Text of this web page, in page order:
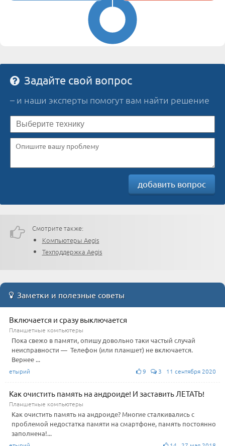
Задайте свой вопрос
– и наши эксперты помогут вам найти решение
добавить вопрос
Смотрите также:
Компьютеры Aegis
Техподдержка Aegis
Заметки и полезные советы
Включается и сразу выключается
Планшетные компьютеры
Пока свежо в памяти, опишу довольно таки частый случай
неисправности — Телефон (или планшет) не включается.
Вернее ...
етырий 9 3 11 сентября 2020
Как очистить память на андроиде! И заставить ЛЕТАТЬ!
Планшетные компьютеры
Как очистить память на андроиде? Многие сталкивались с
проблемой недостатка памяти на смартфоне, память постоянно
заполнена!...